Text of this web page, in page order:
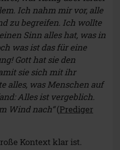
Ich nahm mir vor, alle
zu begreifen. Ich wollte
Sinn alles hat, was in
was ist das für eine
Gott hat sie den
sie sich mit ihr
alles, was Menschen auf
Alles ist vergeblich.
Wind nach“(Prediger
Kontext klar ist.